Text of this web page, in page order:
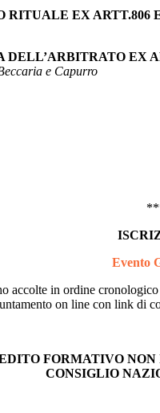
EX ARTT.806
EX
e Capurro
Evento
accolte in ordine
on line con link di
FORMATIVO
CONSIGLIO